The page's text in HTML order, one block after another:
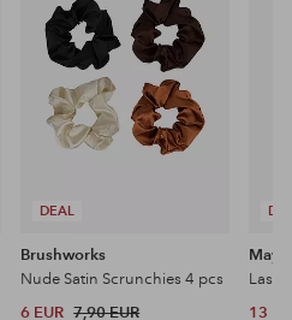
DEAL
Brushworks
Nude Satin Scrunchies 4 pcs
6 EUR 7,90 EUR 13